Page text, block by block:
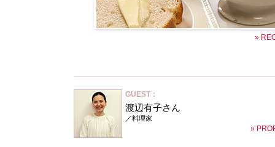
»
GUEST：
渡辺有子さん
／料理家
»